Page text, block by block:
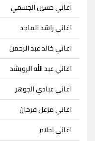
اغاني حسين الجسمي
اغاني راشد الماجد
اغاني خالد عبد الرحمن
اغاني عبد الله الرويشد
اغاني عبادي الجوهر
اغاني مزعل فرحان
اغاني احلام